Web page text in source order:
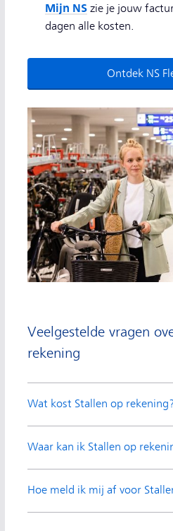
Mijn NS zie je jouw
dagen alle kosten.
Ontdek NS
Veelgestelde vragen
rekening
Wat kost Stallen op rekening?
Waar kan ik Stallen op
Hoe meld ik mij af voor